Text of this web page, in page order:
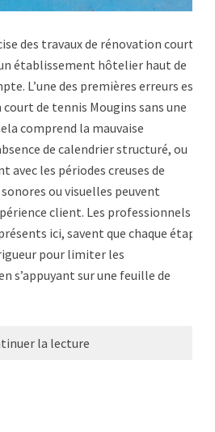
des travaux de rénovation court
établissement hôtelier haut de
L’une des premières erreurs est
de tennis Mougins sans une
comprend la mauvaise
de calendrier structuré, ou
avec les périodes creuses de
ou visuelles peuvent
client. Les professionnels
ici, savent que chaque étape
pour limiter les
s’appuyant sur une feuille de
la lecture